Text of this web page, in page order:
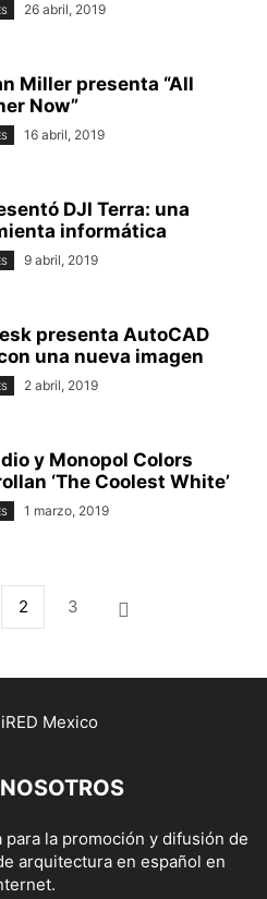
26 abril, 2019
Miller presenta “All
Now”
16 abril, 2019
DJI Terra: una
informática
9 abril, 2019
presenta AutoCAD
una nueva imagen
2 abril, 2019
y Monopol Colors
‘The Coolest White’
1 marzo, 2019
2 3
la promoción y difusión de
arquitectura en español en